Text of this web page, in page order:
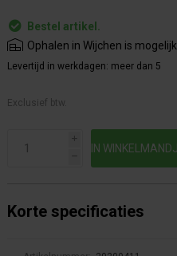
Bestel artikel.
Ophalen in Wijchen is mogelijk.
Levertijd in werkdagen: meer dan 5
Exclusief btw.
i
h
Korte specificaties